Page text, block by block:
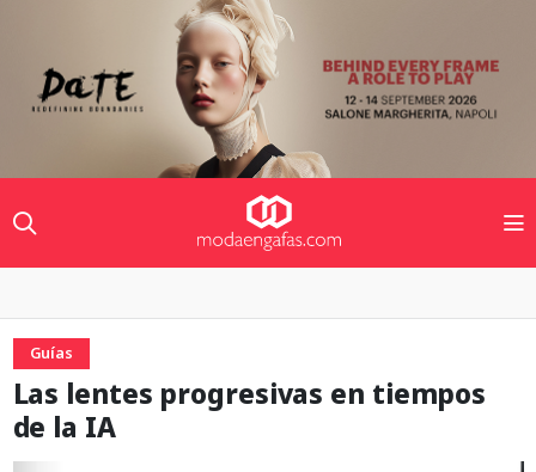
Guías
Las lentes progresivas en tiempos
de la IA